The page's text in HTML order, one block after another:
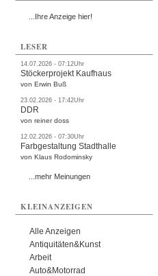
...Ihre Anzeige hier!
LESER
14.07.2026 - 07:12Uhr
Stöckerprojekt Kaufhaus
von Erwin Buß
23.02.2026 - 17:42Uhr
DDR
von reiner doss
12.02.2026 - 07:30Uhr
Farbgestaltung Stadthalle
von Klaus Rodominsky
...mehr Meinungen
KLEINANZEIGEN
Alle Anzeigen
Antiquitäten&Kunst
Arbeit
Auto&Motorrad